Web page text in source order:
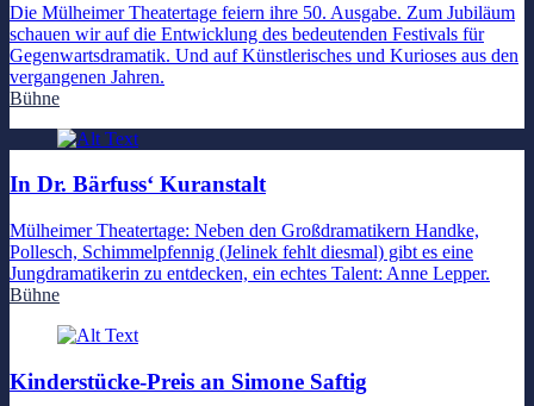
Die Mülheimer Theatertage feiern ihre 50. Ausgabe. Zum Jubiläum
schauen wir auf die Entwicklung des bedeutenden Festivals für
Gegenwartsdramatik. Und auf Künstlerisches und Kurioses aus den
vergangenen Jahren.
Bühne
In Dr. Bärfuss‘ Kuranstalt
Mülheimer Theatertage: Neben den Großdramatikern Handke,
Pollesch, Schimmelpfennig (Jelinek fehlt diesmal) gibt es eine
Jungdramatikerin zu entdecken, ein echtes Talent: Anne Lepper.
Bühne
Kinderstücke-Preis an Simone Saftig